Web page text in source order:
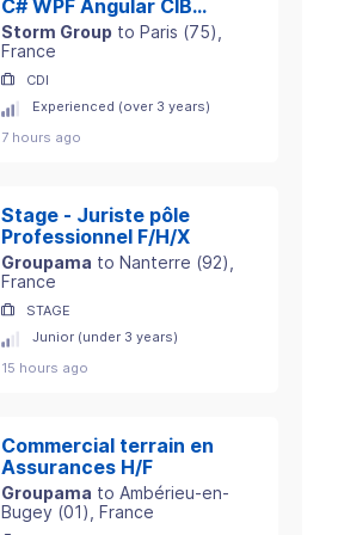
C# WPF Angular CIB
(H/F)
Storm Group to Paris (75)
France
CDI
Experienced (over 3 years)
7 hours ago
Stage - Juriste pôle
Professionnel F/H/X
Groupama to Nanterre (92)
France
STAGE
Junior (under 3 years)
15 hours ago
Commercial terrain en
Assurances H/F
Groupama to Ambérieu-en-
Bugey (01) , France